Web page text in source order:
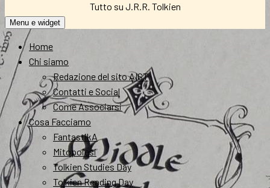
Tutto su J.R.R. Tolkien
Menu e widget
Home
Chi siamo
Redazione del sito AIST
Contatti e Social
Come Associarsi
Cosa Facciamo
FantastikA
Mitopoiesi
Tolkien Studies Day
Tolkien Reading Day